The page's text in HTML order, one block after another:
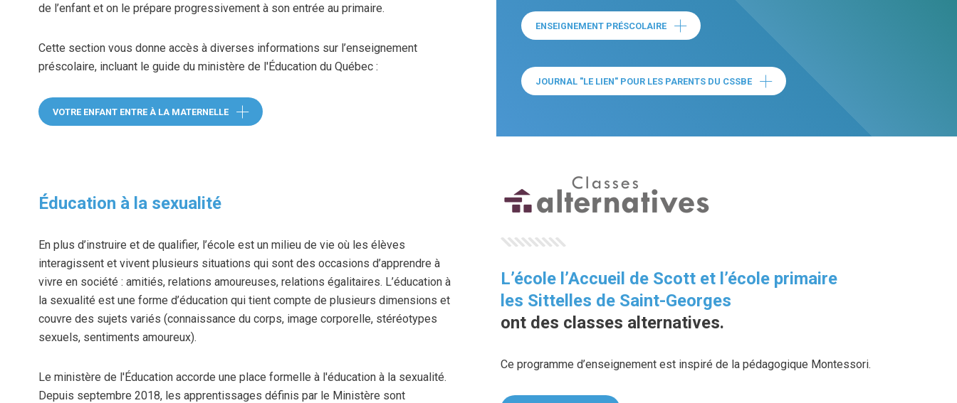
de l’enfant et on le prépare progressivement à son entrée au primaire.
Cette section vous donne accès à diverses informations sur l’enseignement
préscolaire, incluant le guide du ministère de l'Éducation du Québec :
VOTRE ENFANT ENTRE À LA MATERNELLE (ce lien ouvre dans une nouvelle fenêtre)
Éducation à la sexualité
En plus d’instruire et de qualifier, l’école est un milieu de vie où les élèves
interagissent et vivent plusieurs situations qui sont des occasions d’apprendre à
vivre en société : amitiés, relations amoureuses, relations égalitaires. L’éducation à
la sexualité est une forme d’éducation qui tient compte de plusieurs dimensions et
couvre des sujets variés (connaissance du corps, image corporelle, stéréotypes
sexuels, sentiments amoureux).
Le ministère de l'Éducation accorde une place formelle à l'éducation à la sexualité.
Depuis septembre 2018, les apprentissages définis par le Ministère sont
ENSEIGNEMENT PRÉSCOLAIRE(CE LIEN OUVRE DANS UNE NOUVELLE FENÊTRE)
JOURNAL "LE LIEN" POUR LES PARENTS DU CSSBE(CE LIEN OUVRE DANS UNE NOUVELLE FENÊTRE)
L’école l’Accueil de Scott et l’école primaire
les Sittelles de Saint-Georges
ont des classes alternatives.
Ce programme d’enseignement est inspiré de la pédagogique Montessori.